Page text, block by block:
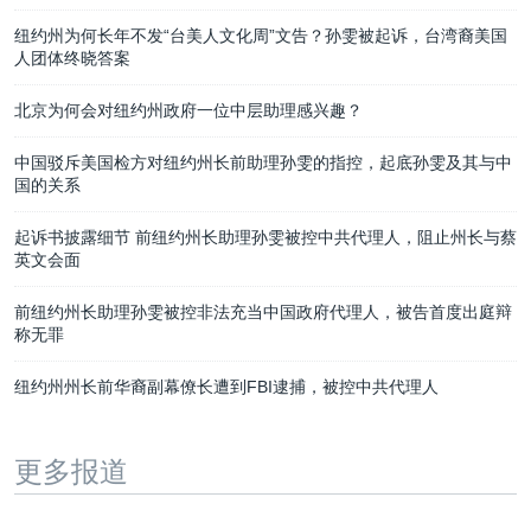
纽约州为何长年不发“台美人文化周”文告？孙雯被起诉，台湾裔美国
人团体终晓答案
北京为何会对纽约州政府一位中层助理感兴趣？
中国驳斥美国检方对纽约州长前助理孙雯的指控，起底孙雯及其与中
国的关系
起诉书披露细节 前纽约州长助理孙雯被控中共代理人，阻止州长与蔡
英文会面
前纽约州长助理孙雯被控非法充当中国政府代理人，被告首度出庭辩
称无罪
纽约州州长前华裔副幕僚长遭到FBI逮捕，被控中共代理人
更多报道